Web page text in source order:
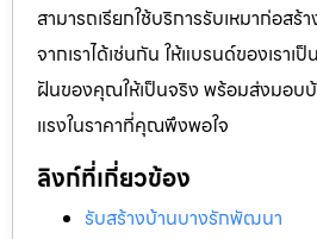
สามารถเรียกใช้บริการรับเหมาก่อสร้
จากเราได้เช่นกัน ให้แบรนด์ของเราเ
ฝันของคุณให้เป็นจริง พร้อมส่งมอบ
แรงในราคาที่คุณพึงพอใจ
ลิงก์ที่เกี่ยวข้อง
รับสร้างบ้านบางรักพัฒนา